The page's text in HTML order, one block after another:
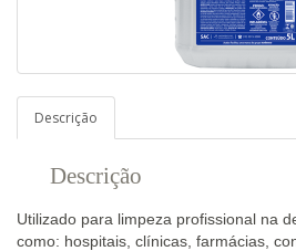
Descrição
Descrição
Utilizado para limpeza profissional na
como: hospitais, clínicas, farmácias,